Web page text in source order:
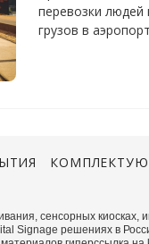
перевозки
грузов в
сенсорных киосках,
Signage решениях в